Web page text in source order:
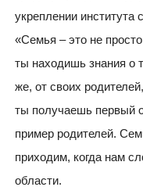
укреплении института
«Семья – это не
ты находишь знания о
же, от своих
ты получаешь первый
пример родителей.
приходим, когда нам
области.